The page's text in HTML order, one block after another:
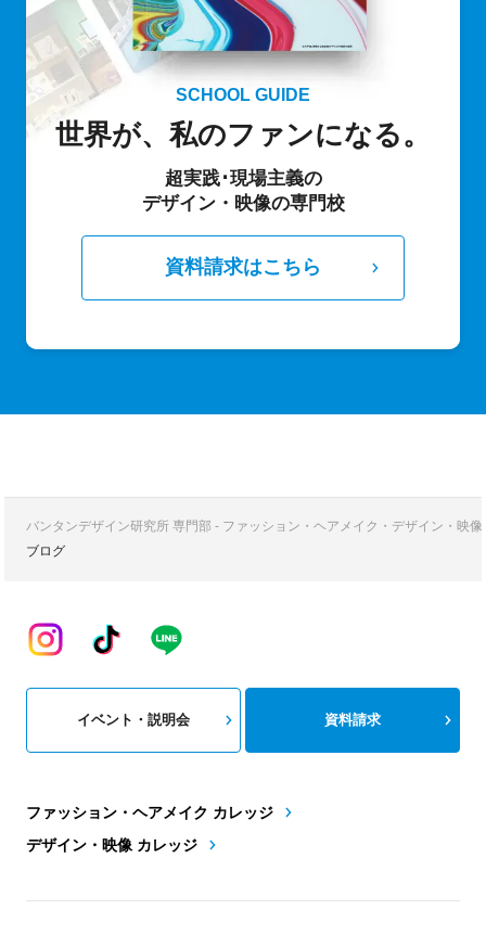
SCHOOL GUIDE
世界が、私のファンになる。
超実践･現場主義の
デザイン・映像の専門校
資料請求はこちら
バンタンデザイン研究所 専門部 - ファッション・ヘアメイク・デザイン・映
ブログ
ファッション・ヘアメイク カレッジ
デザイン・映像 カレッジ
イベント・説明会 資料請求